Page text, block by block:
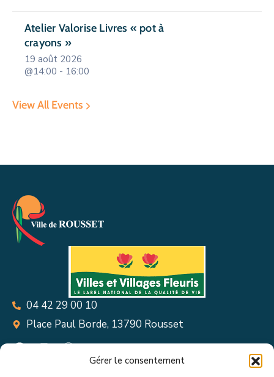
Gérer le consentement
Atelier Valorise Livres « pot à
crayons »
19 août 2026
@14:00 - 16:00
View All Events
04 42 29 00 10
Place Paul Borde, 13790 Rousset